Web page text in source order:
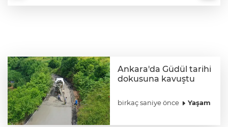
Ankara'da Güdül tarihi
dokusuna kavuştu
birkaç saniye önce Yaşam